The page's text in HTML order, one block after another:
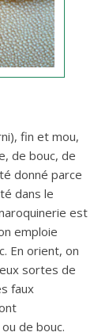
fin et mou,
de bouc, de
donné parce
dans le
est
emploie
En orient, on
sortes de
faux
de bouc.